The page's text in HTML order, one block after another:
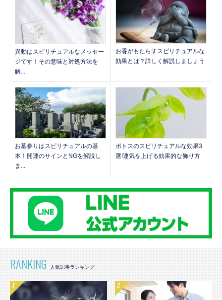
異動はスピリチュアルなメッセー
ジです！その意味と対処方法を
解...
お香がもたらすスピリチュアルな
効果とは？詳しく解説しましょう
お墓参りはスピリチュアルの基
本！開運のサインとNGを解説し
ま...
ポトスのスピリチュアルな効果3
選!運気を上げる効果的な飾り方
RANKING